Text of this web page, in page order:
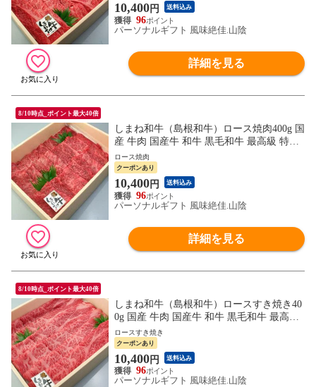
10,400円 送料込み
96
パーソナルギフト 風味絶佳.山陰
詳細を見る
8/10時点_ポイント最大40倍
しまね和牛（島根和牛）ロース焼肉400g 国
産 牛肉 国産牛 和牛 黒毛和牛 最高級 特選
厳選 送料無料（北海道・沖縄を除く）
ロース焼肉
クーポンあり
10,400円 送料込み
96
パーソナルギフト 風味絶佳.山陰
詳細を見る
8/10時点_ポイント最大40倍
しまね和牛（島根和牛）ロースすき焼き40
0g 国産 牛肉 国産牛 和牛 黒毛和牛 最高級
特選 厳選 送料無料（北海道・沖縄を除
く）
ロースすき焼き
クーポンあり
10,400円 送料込み
96
パーソナルギフト 風味絶佳.山陰